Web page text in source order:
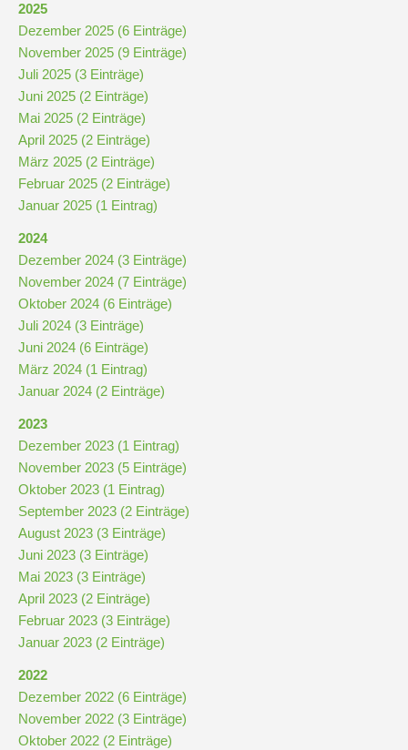
2025
Dezember 2025 (6 Einträge)
November 2025 (9 Einträge)
Juli 2025 (3 Einträge)
Juni 2025 (2 Einträge)
Mai 2025 (2 Einträge)
April 2025 (2 Einträge)
März 2025 (2 Einträge)
Februar 2025 (2 Einträge)
Januar 2025 (1 Eintrag)
2024
Dezember 2024 (3 Einträge)
November 2024 (7 Einträge)
Oktober 2024 (6 Einträge)
Juli 2024 (3 Einträge)
Juni 2024 (6 Einträge)
März 2024 (1 Eintrag)
Januar 2024 (2 Einträge)
2023
Dezember 2023 (1 Eintrag)
November 2023 (5 Einträge)
Oktober 2023 (1 Eintrag)
September 2023 (2 Einträge)
August 2023 (3 Einträge)
Juni 2023 (3 Einträge)
Mai 2023 (3 Einträge)
April 2023 (2 Einträge)
Februar 2023 (3 Einträge)
Januar 2023 (2 Einträge)
2022
Dezember 2022 (6 Einträge)
November 2022 (3 Einträge)
Oktober 2022 (2 Einträge)